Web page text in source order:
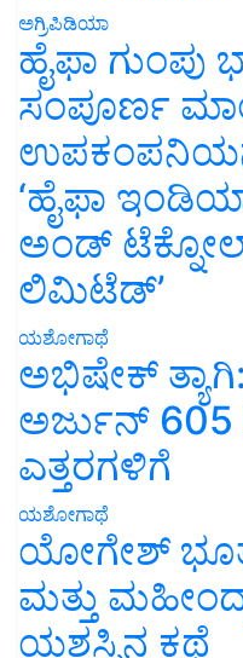
ಅಗ್ರಿಪಿಡಿಯಾ
ಹೈಫಾ ಗುಂಪು
ಸಂಪೂರ್ಣ
‘ಹೈಫಾ
ಅಂಡ್
ಲಿಮಿಟೆಡ್’
ಯಶೋಗಾಥೆ
ಅಭಿಷೇಕ್
ಅರ್ಜುನ್
ಎತ್ತರಗಳಿಗೆ
ಯಶೋಗಾಥೆ
ಯೋಗೇಶ್
ಮತ್ತು
ಯಶಸ್ಸಿನ ಕಥೆ